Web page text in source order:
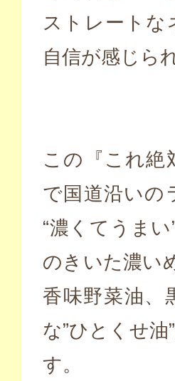
ストレートな
自信が感じら
この『これ絶
で国道沿いの
“濃くてうま
のきいた濃い
香味野菜油、
な”ひとくせ
す。